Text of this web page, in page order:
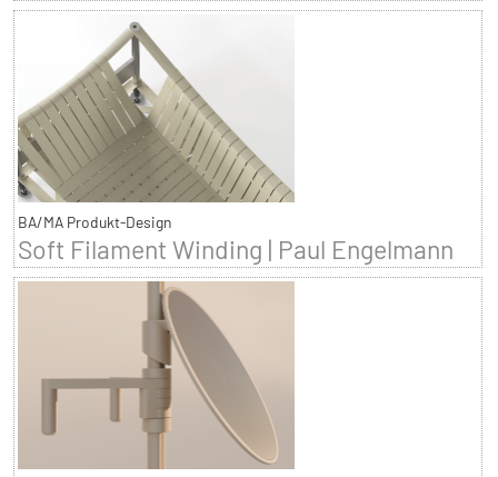
BA/MA Produkt-Design
Soft Filament Winding | Paul Engelmann